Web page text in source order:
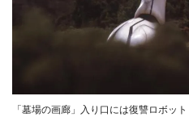
「墓場の画廊」入り口には復讐ロボッ